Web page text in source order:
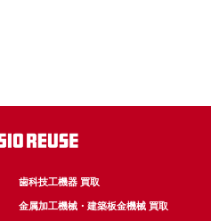
歯科技工機器 買取
金属加工機械・建築板金機械 買取